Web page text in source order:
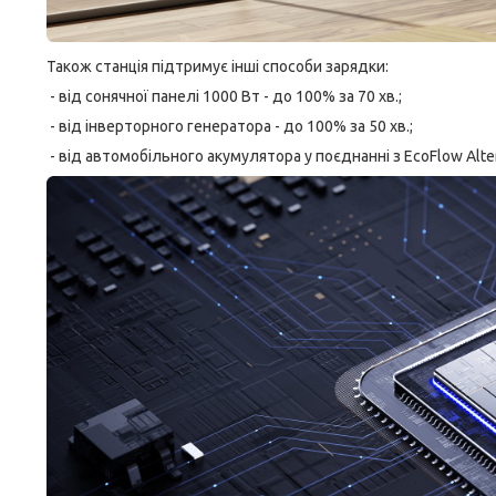
Також станція підтримує інші способи зарядки:
- від сонячної панелі 1000 Вт - до 100% за 70 хв.;
- від інверторного генератора - до 100% за 50 хв.;
- від автомобільного акумулятора у поєднанні з EcoFlow